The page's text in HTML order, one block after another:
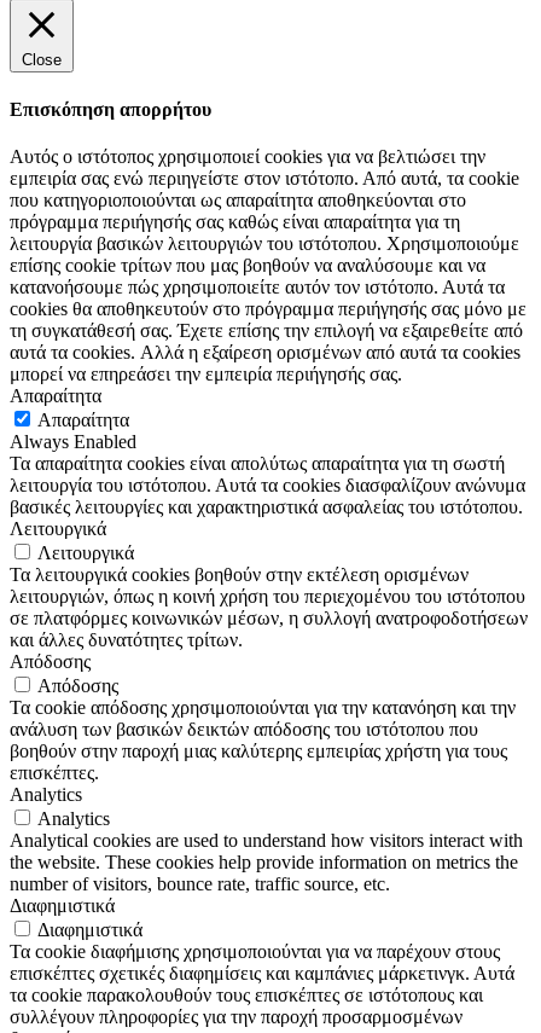
Close
Επισκόπηση απορρήτου
Αυτός ο ιστότοπος χρησιμοποιεί cookies για να βελτιώσει την
εμπειρία σας ενώ περιηγείστε στον ιστότοπο. Από αυτά, τα cookie
που κατηγοριοποιούνται ως απαραίτητα αποθηκεύονται στο
πρόγραμμα περιήγησής σας καθώς είναι απαραίτητα για τη
λειτουργία βασικών λειτουργιών του ιστότοπου. Χρησιμοποιούμε
επίσης cookie τρίτων που μας βοηθούν να αναλύσουμε και να
κατανοήσουμε πώς χρησιμοποιείτε αυτόν τον ιστότοπο. Αυτά τα
cookies θα αποθηκευτούν στο πρόγραμμα περιήγησής σας μόνο με
τη συγκατάθεσή σας. Έχετε επίσης την επιλογή να εξαιρεθείτε από
αυτά τα cookies. Αλλά η εξαίρεση ορισμένων από αυτά τα cookies
μπορεί να επηρεάσει την εμπειρία περιήγησής σας.
Απαραίτητα
Απαραίτητα
Always Enabled
Τα απαραίτητα cookies είναι απολύτως απαραίτητα για τη σωστή
λειτουργία του ιστότοπου. Αυτά τα cookies διασφαλίζουν ανώνυμα
βασικές λειτουργίες και χαρακτηριστικά ασφαλείας του ιστότοπου.
Λειτουργικά
Λειτουργικά
Τα λειτουργικά cookies βοηθούν στην εκτέλεση ορισμένων
λειτουργιών, όπως η κοινή χρήση του περιεχομένου του ιστότοπου
σε πλατφόρμες κοινωνικών μέσων, η συλλογή ανατροφοδοτήσεων
και άλλες δυνατότητες τρίτων.
Απόδοσης
Απόδοσης
Τα cookie απόδοσης χρησιμοποιούνται για την κατανόηση και την
ανάλυση των βασικών δεικτών απόδοσης του ιστότοπου που
βοηθούν στην παροχή μιας καλύτερης εμπειρίας χρήστη για τους
επισκέπτες.
Analytics
Analytics
Analytical cookies are used to understand how visitors interact with
the website. These cookies help provide information on metrics the
number of visitors, bounce rate, traffic source, etc.
Διαφημιστικά
Διαφημιστικά
Τα cookie διαφήμισης χρησιμοποιούνται για να παρέχουν στους
επισκέπτες σχετικές διαφημίσεις και καμπάνιες μάρκετινγκ. Αυτά
τα cookie παρακολουθούν τους επισκέπτες σε ιστότοπους και
συλλέγουν πληροφορίες για την παροχή προσαρμοσμένων